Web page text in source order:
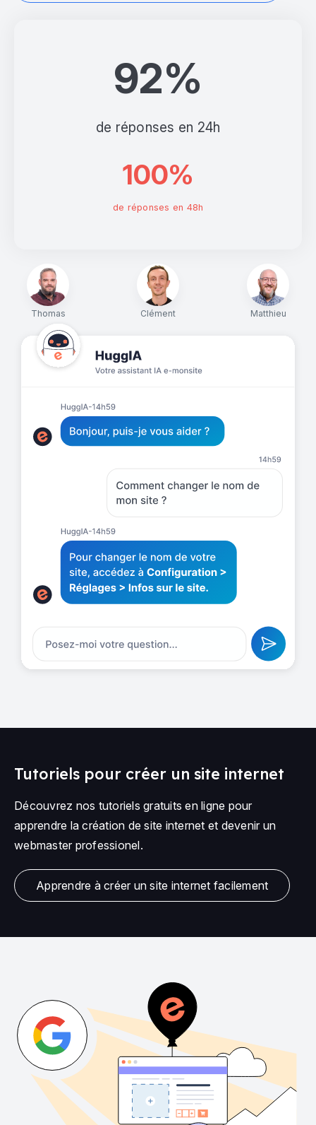
Thomas Clément Matthieu
92%
de réponses en 24h
100%
de réponses en 48h
Tutoriels pour créer un site internet
Découvrez nos tutoriels gratuits en ligne pour
apprendre la création de site internet et devenir un
webmaster professionel.
Apprendre à créer un site internet facilement